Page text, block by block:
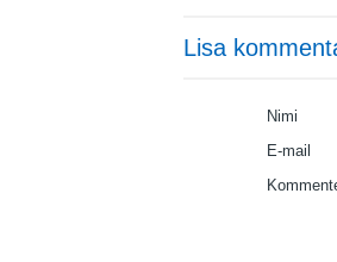
Lisa
Nimi
E-mail